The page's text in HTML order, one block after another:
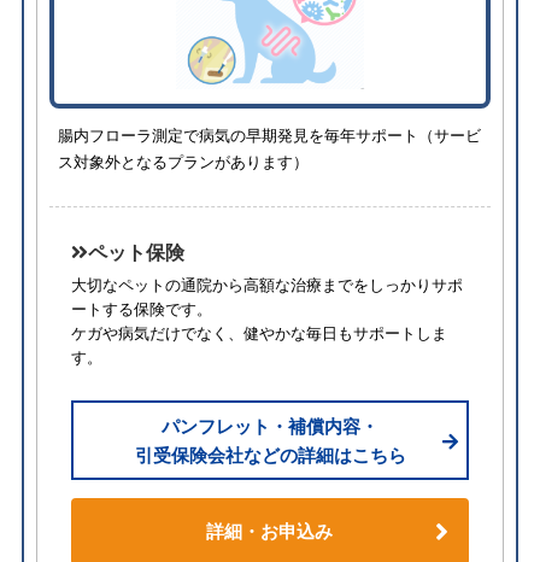
腸内フローラ測定で病気の早期発見を毎年サポート（サービ
ス対象外となるプランがあります）
ペット保険
大切なペットの通院から高額な治療までをしっかりサポ
ートする保険です。
ケガや病気だけでなく、健やかな毎日もサポートしま
す。
パンフレット・補償内容・
引受保険会社などの詳細はこちら
詳細・お申込み